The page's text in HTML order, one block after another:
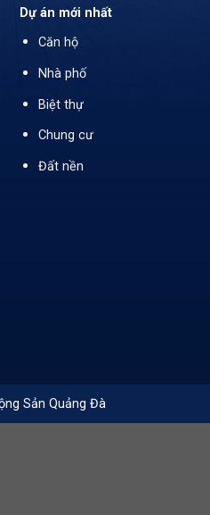
Dự án mới nhất
Căn hộ
Nhà phố
Biệt thự
Chung cư
Đất nền
Sản Quảng Đà